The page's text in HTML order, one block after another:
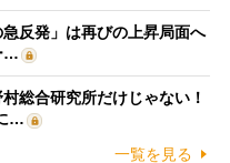
反発」は再びの上昇局面へ
…
総合研究所だけじゃない！
…
一覧を見る